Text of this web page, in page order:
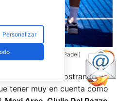
fantásticos (Premier Padel)
se han ido mostrando y
tener muy en cuenta como
Maxi Arce, Giulia Dal Pozzo,
Personalizar